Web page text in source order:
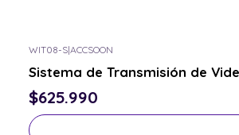
WIT08-S|ACCSOON
Sistema de Transmisión de
$625.990